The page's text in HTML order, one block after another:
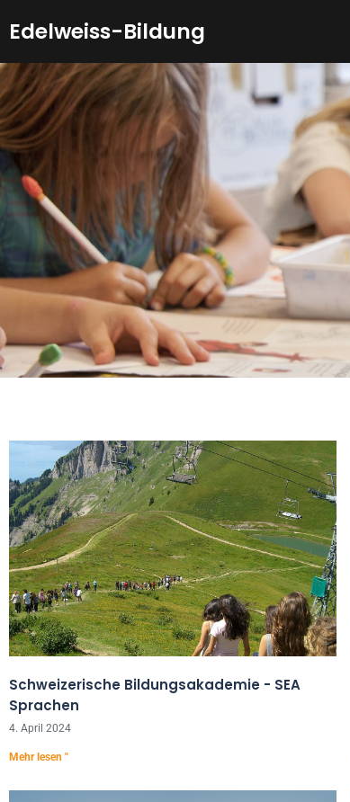
Inhalt
Edelweiss-Bildung
Schweizerische Bildungsakademie - SEA
Sprachen
4. April 2024
Mehr lesen "
Seite